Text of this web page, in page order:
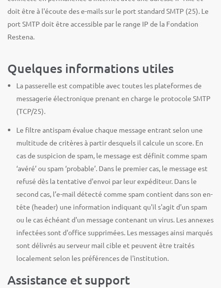
doit être à l'écoute des e-mails sur le port standard SMTP (25). Le
port SMTP doit être accessible par le range IP de la Fondation
Restena.
Quelques informations utiles
La passerelle est compatible avec toutes les plateformes de
messagerie électronique prenant en charge le protocole SMTP
(TCP/25).
Le filtre antispam évalue chaque message entrant selon une
multitude de critères à partir desquels il calcule un score. En
cas de suspicion de spam, le message est définit comme spam
‘avéré’ ou spam ‘probable’. Dans le premier cas, le message est
refusé dès la tentative d'envoi par leur expéditeur. Dans le
second cas, l’e-mail détecté comme spam contient dans son en-
tête (header) une information indiquant qu'il s'agit d'un spam
ou le cas échéant d'un message contenant un virus. Les annexes
infectées sont d'office supprimées. Les messages ainsi marqués
sont délivrés au serveur mail cible et peuvent être traités
localement selon les préférences de l'institution.
Assistance et support